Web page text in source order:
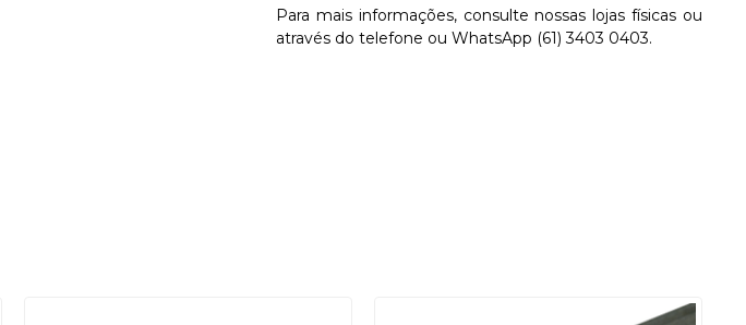
Para mais informações, consulte nossas lojas físicas ou
através do telefone ou WhatsApp (61) 3403 0403.